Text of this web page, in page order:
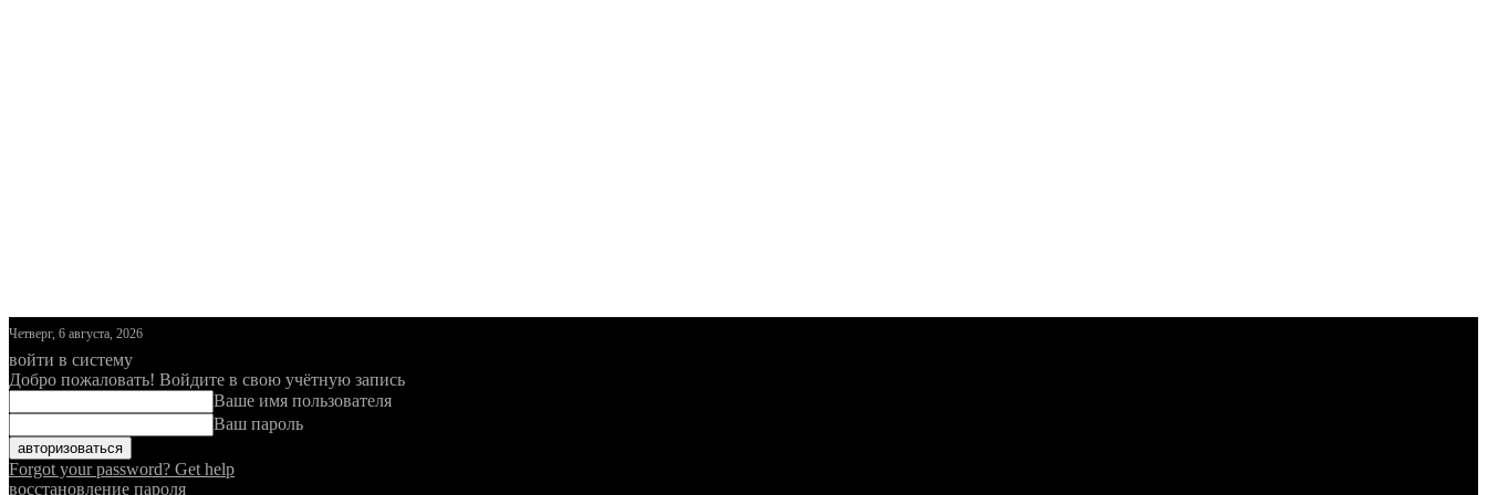
Четверг, 6 августа, 2026
войти в систему
Добро пожаловать! Войдите в свою учётную запись
Ваше имя пользователя
Ваш пароль
Forgot your password? Get help
восстановление пароля